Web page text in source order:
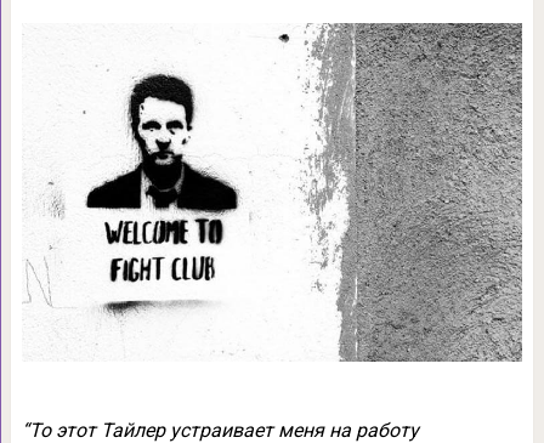
“То этот Тайлер устраивает меня на работу